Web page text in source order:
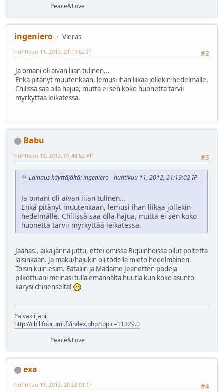
Peace&Love
ingeniero
Vieras
#2
huhtikuu 11, 2012, 21:19:02 IP
Ja omani oli aivan liian tulinen...
Enkä pitänyt muutenkaan, lemusi ihan liikaa jollekin hedelmälle.
Chilissä saa olla hajua, mutta ei sen koko huonetta tarvii
myrkyttää leikatessa.
Babu
#3
huhtikuu 12, 2012, 07:43:52 AP
Lainaus käyttäjältä: ingeniero - huhtikuu 11, 2012, 21:19:02 IP
Ja omani oli aivan liian tulinen...
Enkä pitänyt muutenkaan, lemusi ihan liikaa jollekin
hedelmälle. Chilissä saa olla hajua, mutta ei sen koko
huonetta tarvii myrkyttää leikatessa.
Jaahas.. aika jännä juttu, ettei omissa Biquinhoissa ollut poltetta
laisinkaan. Ja maku/hajukin oli todella mieto hedelmäinen.
Toisin kuin esim. Fataliin ja Madame Jeanetten podeja
pilkottuani meinasi tulla emännältä huutia kun koko asunto
kärysi chinenseltä!
Päiväkirjani:
http://chilifoorumi.fi/index.php?topic=11329.0
Peace&Love
exa
#4
huhtikuu 13, 2012, 20:23:01 IP